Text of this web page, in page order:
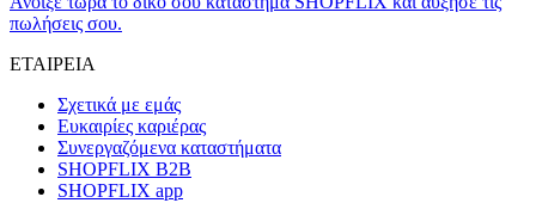
πωλήσεις σου.
ΕΤΑΙΡΕΙΑ
Σχετικά με εμάς
Ευκαιρίες καριέρας
Συνεργαζόμενα καταστήματα
SHOPFLIX B2B
SHOPFLIX app